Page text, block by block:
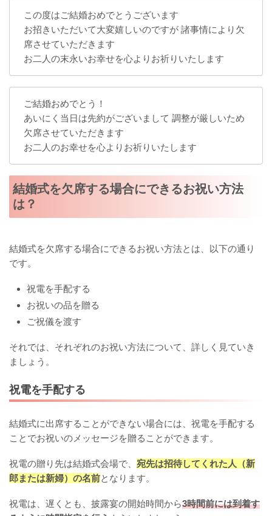
この度はご結婚おめでとうございます
お招きいただいて大変嬉しいのですが 諸事情により欠
席させていただきます
お二人の末永いお幸せを心よりお祈りいたします
ご結婚おめでとう！
あいにく当日は先約がございまして 調整が厳しいため
欠席させていただきます
お二人のお幸せを心よりお祈りいたします
結婚式を欠席する場合にできるお祝い方法
は？
結婚式を欠席する場合にできるお祝い方法とは、以下の通り
です。
祝電を手配する
お祝いの品を贈る
ご祝儀を渡す
それでは、それぞれのお祝い方法について、詳しく見ていき
ましょう。
祝電を手配する
結婚式に出席することができない場合には、祝電を手配する
ことでお祝いのメッセージを贈ることができます。
祝電の贈り先は結婚式会場で、 宛先は招待してくれた人（新
郎または新婦）の名前となります。
祝電は、遅くとも、披露宴の開始時間から3時間前には到着す